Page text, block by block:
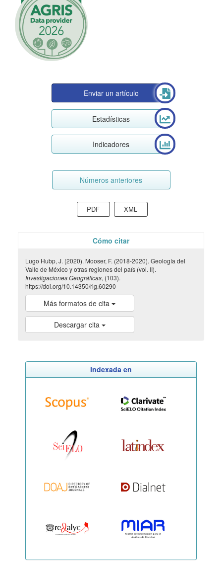
Enviar un artículo
Estadísticas
Indicadores
Números anteriores
PDF XML
Cómo citar
Lugo Hubp, J. (2020). Mooser, F. (2018-2020). Geología del
Valle de México y otras regiones del país (vol. II).
Investigaciones Geográficas, (103).
https://doi.org/10.14350/rig.60290
Más formatos de cita
Descargar cita
Indexada en